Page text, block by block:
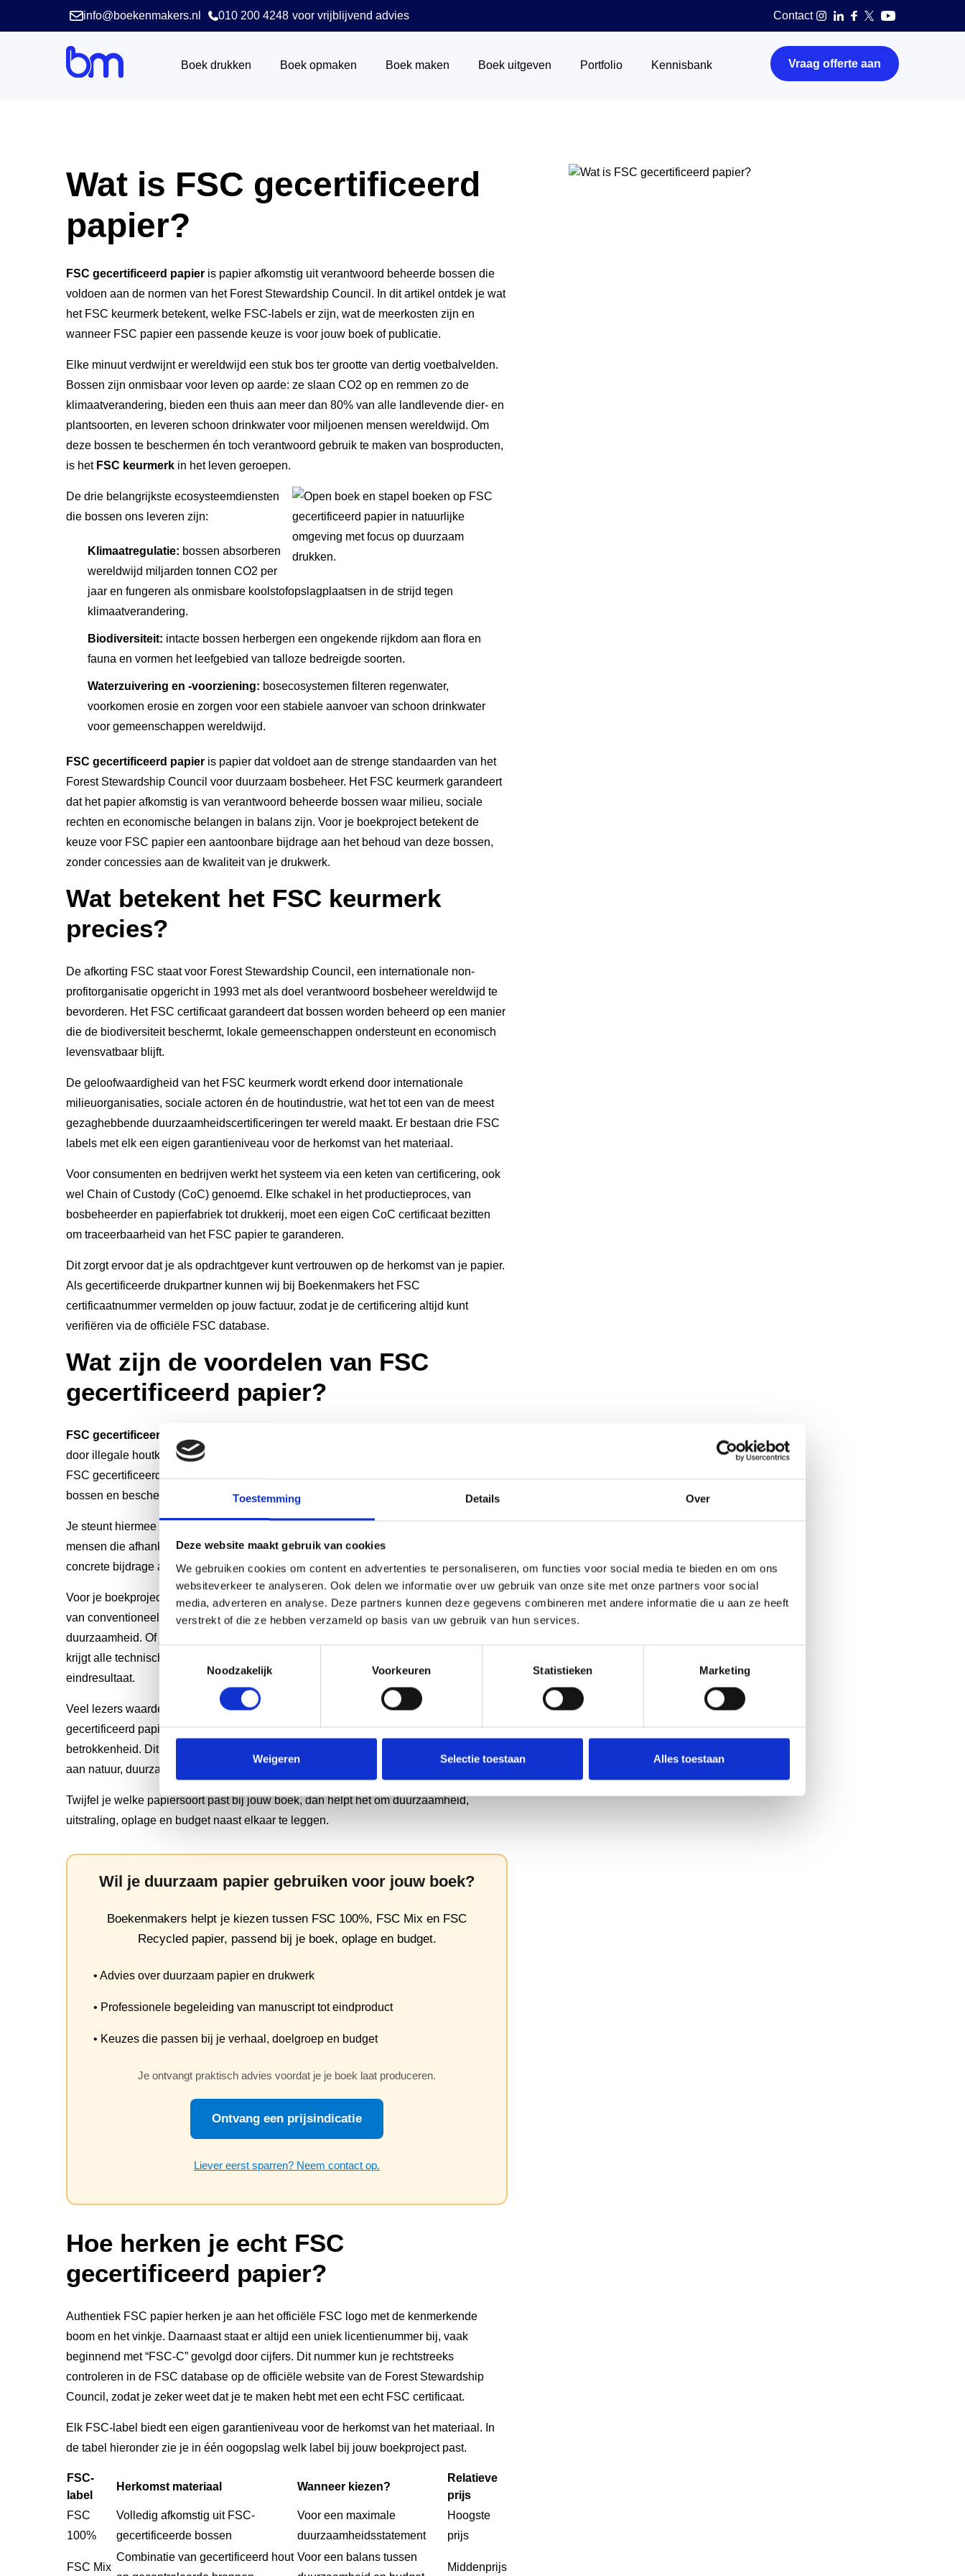
Toestemming Details Over
Deze website maakt gebruik van cookies
We gebruiken cookies om content en advertenties te personaliseren, om functies voor social media te bieden en om ons
websiteverkeer te analyseren. Ook delen we informatie over uw gebruik van onze site met onze partners voor social
media, adverteren en analyse. Deze partners kunnen deze gegevens combineren met andere informatie die u aan ze heeft
verstrekt of die ze hebben verzameld op basis van uw gebruik van hun services.
Toestemmingsselectie
Noodzakelijk
Voorkeuren Statistieken Marketing
Weigeren Selectie toestaan Alles toestaan
info@boekenmakers.nl 010 200 4248 voor vrijblijvend advies Contact
Vraag offerte aan
Boek drukken Boek opmaken Boek maken Boek uitgeven
Het stappenplan
Marketing
Portfolio Kennisbank
Wat is FSC gecertificeerd
papier?
FSC gecertificeerd papier is papier afkomstig uit verantwoord beheerde bossen die
voldoen aan de normen van het Forest Stewardship Council. In dit artikel ontdek je wat
het FSC keurmerk betekent, welke FSC-labels er zijn, wat de meerkosten zijn en
wanneer FSC papier een passende keuze is voor jouw boek of publicatie.
Elke minuut verdwijnt er wereldwijd een stuk bos ter grootte van dertig voetbalvelden.
Bossen zijn onmisbaar voor leven op aarde: ze slaan CO2 op en remmen zo de
klimaatverandering, bieden een thuis aan meer dan 80% van alle landlevende dier- en
plantsoorten, en leveren schoon drinkwater voor miljoenen mensen wereldwijd. Om
deze bossen te beschermen én toch verantwoord gebruik te maken van bosproducten,
is het FSC keurmerk in het leven geroepen.
De drie belangrijkste ecosysteemdiensten
die bossen ons leveren zijn:
Klimaatregulatie: bossen absorberen
wereldwijd miljarden tonnen CO2 per
jaar en fungeren als onmisbare koolstofopslagplaatsen in de strijd tegen
klimaatverandering.
Biodiversiteit: intacte bossen herbergen een ongekende rijkdom aan flora en
fauna en vormen het leefgebied van talloze bedreigde soorten.
Waterzuivering en -voorziening: bosecosystemen filteren regenwater,
voorkomen erosie en zorgen voor een stabiele aanvoer van schoon drinkwater
voor gemeenschappen wereldwijd.
FSC gecertificeerd papier is papier dat voldoet aan de strenge standaarden van het
Forest Stewardship Council voor duurzaam bosbeheer. Het FSC keurmerk garandeert
dat het papier afkomstig is van verantwoord beheerde bossen waar milieu, sociale
rechten en economische belangen in balans zijn. Voor je boekproject betekent de
keuze voor FSC papier een aantoonbare bijdrage aan het behoud van deze bossen,
zonder concessies aan de kwaliteit van je drukwerk.
Wat betekent het FSC keurmerk
precies?
De afkorting FSC staat voor Forest Stewardship Council, een internationale non-
profitorganisatie opgericht in 1993 met als doel verantwoord bosbeheer wereldwijd te
bevorderen. Het FSC certificaat garandeert dat bossen worden beheerd op een manier
die de biodiversiteit beschermt, lokale gemeenschappen ondersteunt en economisch
levensvatbaar blijft.
De geloofwaardigheid van het FSC keurmerk wordt erkend door internationale
milieuorganisaties, sociale actoren én de houtindustrie, wat het tot een van de meest
gezaghebbende duurzaamheidscertificeringen ter wereld maakt. Er bestaan drie FSC
labels met elk een eigen garantieniveau voor de herkomst van het materiaal.
Voor consumenten en bedrijven werkt het systeem via een keten van certificering, ook
wel Chain of Custody (CoC) genoemd. Elke schakel in het productieproces, van
bosbeheerder en papierfabriek tot drukkerij, moet een eigen CoC certificaat bezitten
om traceerbaarheid van het FSC papier te garanderen.
Dit zorgt ervoor dat je als opdrachtgever kunt vertrouwen op de herkomst van je papier.
Als gecertificeerde drukpartner kunnen wij bij Boekenmakers het FSC
certificaatnummer vermelden op jouw factuur, zodat je de certificering altijd kunt
verifiëren via de officiële FSC database.
Wat zijn de voordelen van FSC
gecertificeerd papier?
FSC gecertificeerd papier
door illegale houtkap tegen te gaan en duurzame bosbouwpraktijken te stimuleren.
FSC gecertificeerde bossen absorberen aantoonbaar meer CO2 dan niet-beheerde
bossen en beschermen de leefomgevingen van duizenden dier- en plantsoorten.
Je steunt hiermee bosbeheer dat rekening houdt met wilde dieren, planten en de
mensen die afhankelijk zijn van het bos voor hun levensonderhoud, en levert zo een
concrete bijdrage aan internationale klimaatdoelen.
Voor je boekproject biedt FSC papier praktische voordelen. De kwaliteit verschilt niet
van conventioneel papier: het voelt hetzelfde aan, drukt even goed af en heeft dezelfde
duurzaamheid. Of je nu kiest voor FSC 100%, FSC Mix of FSC Recycled papier, je
krijgt alle technische eigenschappen die je nodig hebt voor een professioneel
eindresultaat.
Veel lezers waarderen het wanneer auteurs bewuste keuzes maken. Door FSC
gecertificeerd papier te kiezen voorje boek maken, toon je maatschappelijke
betrokkenheid. Dit kan een positief imago creëren, vooral bij onderwerpen die raken
aan natuur, duurzaamheid of sociale verantwoordelijkheid.
Twijfel je welke papiersoort past bij jouw boek, dan helpt het om duurzaamheid,
uitstraling, oplage en budget naast elkaar te leggen.
Wil je duurzaam papier gebruiken voor jouw boek?
Boekenmakers helpt je kiezen tussen FSC 100%, FSC Mix en FSC
Recycled papier, passend bij je boek, oplage en budget.
• Advies over duurzaam papier en drukwerk
• Professionele begeleiding van manuscript tot eindproduct
• Keuzes die passen bij je verhaal, doelgroep en budget
Je ontvangt praktisch advies voordat je je boek laat produceren.
Ontvang een prijsindicatie
Liever eerst sparren? Neem contact op.
Hoe herken je echt FSC
gecertificeerd papier?
Authentiek FSC papier herken je aan het officiële FSC logo met de kenmerkende
boom en het vinkje. Daarnaast staat er altijd een uniek licentienummer bij, vaak
beginnend met “FSC-C” gevolgd door cijfers. Dit nummer kun je rechtstreeks
controleren in de FSC database op de officiële website van de Forest Stewardship
Council, zodat je zeker weet dat je te maken hebt met een echt FSC certificaat.
Elk FSC-label biedt een eigen garantieniveau voor de herkomst van het materiaal. In
de tabel hieronder zie je in één oogopslag welk label bij jouw boekproject past.
FSC-
label
Herkomst materiaal Wanneer kiezen?
Relatieve
prijs
FSC
100%
Volledig afkomstig uit FSC-
gecertificeerde bossen
Voor een maximale
duurzaamheidsstatement
Hoogste
prijs
FSC Mix
Combinatie van gecertificeerd hout Voor een balans tussen
Middenprijs